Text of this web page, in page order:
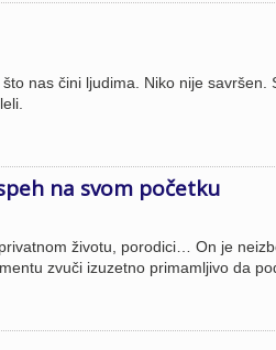
nas čini ljudima. Niko nije
na svom početku
životu, porodici… On je
zvuči izuzetno primamljivo da